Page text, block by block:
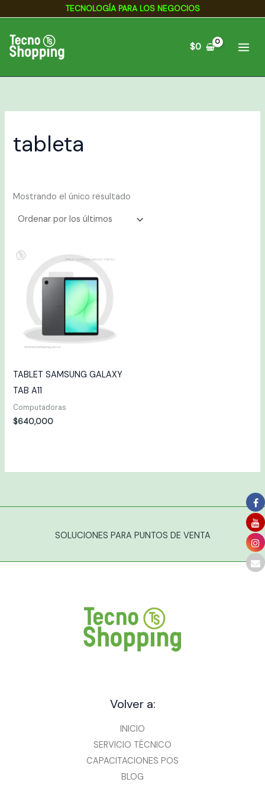
contenido
TECNOLOGÍA PARA LOS NEGOCIOS
$0
tableta
Mostrando el único resultado
TABLET SAMSUNG GALAXY
TAB A11
Computadoras
$640,000
SOLUCIONES PARA PUNTOS DE VENTA
Volver a:
INICIO
SERVICIO TÉCNICO
CAPACITACIONES POS
BLOG